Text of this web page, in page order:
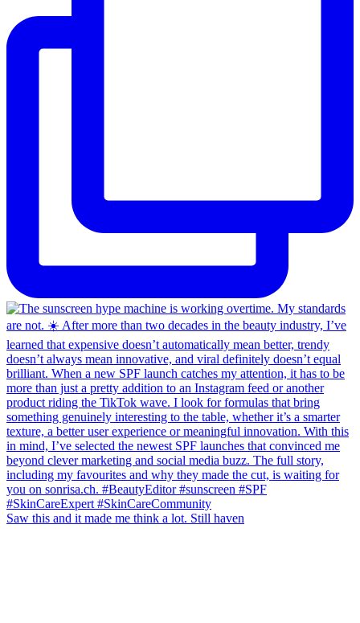
Saw this and it made me think a lot. Still haven